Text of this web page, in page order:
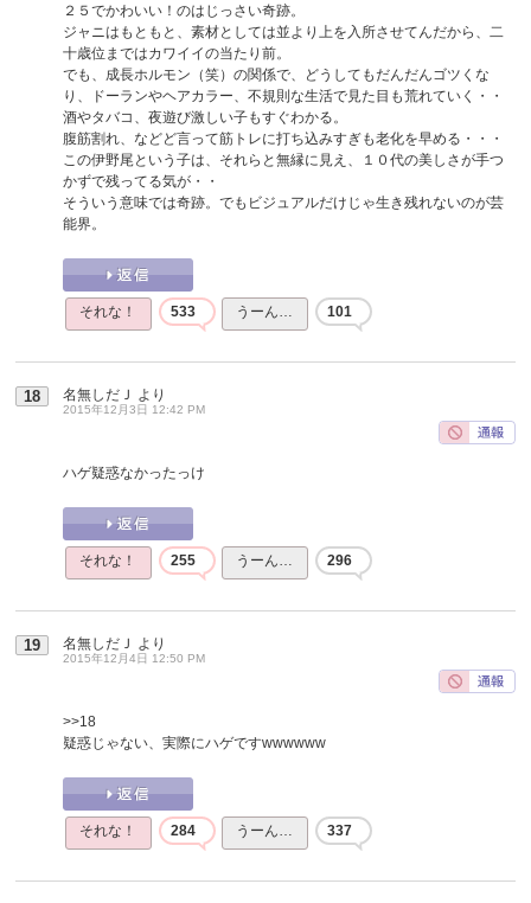
２５でかわいい！のはじっさい奇跡。
ジャニはもともと、素材としては並より上を入所させてんだから、二
十歳位まではカワイイの当たり前。
でも、成長ホルモン（笑）の関係で、どうしてもだんだんゴツくな
り、ドーランやヘアカラー、不規則な生活で見た目も荒れていく・・
酒やタバコ、夜遊び激しい子もすぐわかる。
腹筋割れ、などど言って筋トレに打ち込みすぎも老化を早める・・・
この伊野尾という子は、それらと無縁に見え、１０代の美しさが手つ
かずで残ってる気が・・
そういう意味では奇跡。でもビジュアルだけじゃ生き残れないのが芸
能界。
それな！ 533 うーん… 101
18 名無しだＪ より
2015年12月3日 12:42 PM
ハゲ疑惑なかったっけ
それな！ 255 うーん… 296
19 名無しだＪ より
2015年12月4日 12:50 PM
>>18
疑惑じゃない、実際にハゲですwwwwww
それな！ 284 うーん… 337